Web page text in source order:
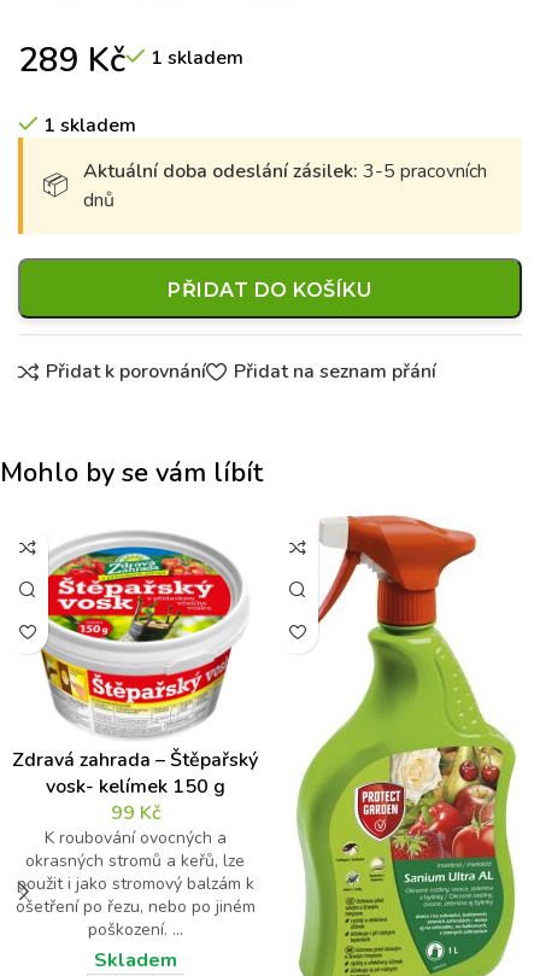
289 Kč 1 skladem
1 skladem
Aktuální doba odeslání zásilek: 3-5 pracovních
dnů
PŘIDAT DO KOŠÍKU
Přidat k porovnání Přidat na seznam přání
Mohlo by se vám líbít
Zdravá zahrada – Štěpařský
vosk- kelímek 150 g
99 Kč
K roubování ovocných a
okrasných stromů a keřů, lze
použit i jako stromový balzám k
ošetření po řezu, nebo po jiném
poškození. ...
Skladem